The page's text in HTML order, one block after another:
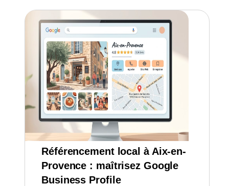
Référencement local à Aix-en-
Provence : maîtrisez Google
Business Profile